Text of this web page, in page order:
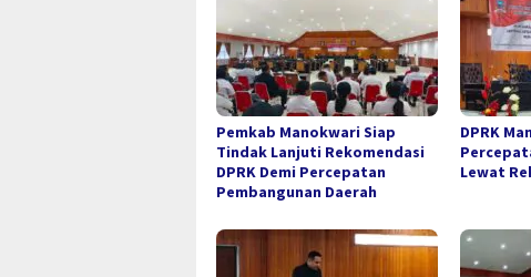
Pemkab Manokwari Siap
Tindak Lanjuti Rekomendasi
DPRK Demi Percepatan
Pembangunan Daerah
DPRK
Lewat